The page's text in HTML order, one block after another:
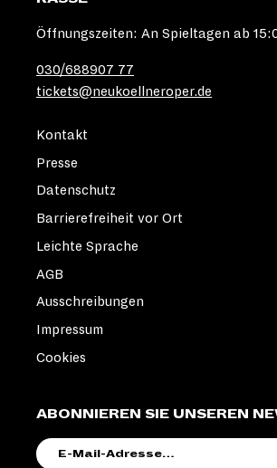
Öffnungszeiten: An Spieltagen ab
030/688907 77
tickets@neukoellneroper.de
ABONNIEREN SIE UNSEREN
MAIL-
Kontakt
Presse
Datenschutz
Barrierefreiheit vor Ort
Leichte Sprache
AGB
Ausschreibungen
Impressum
Cookies